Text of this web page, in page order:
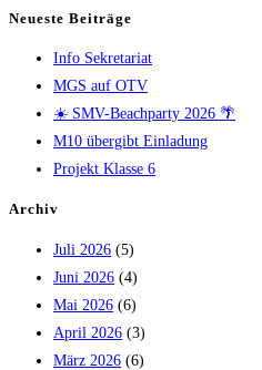
Neueste Beiträge
Info Sekretariat
MGS auf OTV
☀️ SMV-Beachparty 2026 🌴
M10 übergibt Einladung
Projekt Klasse 6
Archiv
Juli 2026 (5)
Juni 2026 (4)
Mai 2026 (6)
April 2026 (3)
März 2026 (6)